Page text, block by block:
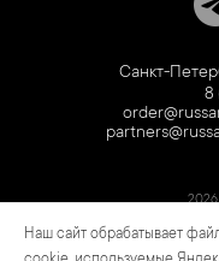
Санкт-
8
Предложение не является
могут отличаться.
Наш сайт обрабатывает